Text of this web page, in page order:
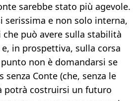
sarebbe stato più agevole.
serissima e non solo interna,
può avere sulla stabilità
in prospettiva, sulla corsa
non è domandarsi se
senza Conte (che, senza le
potrà costruirsi un futuro